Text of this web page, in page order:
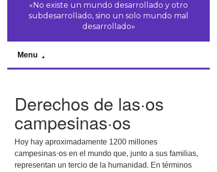
«No existe un mundo desarrollado y otro
subdesarrollado, sino un solo mundo mal
desarrollado»
Menu
Derechos de las·os
campesinas·os
Hoy hay aproximadamente 1200 millones
campesinas·os en el mundo que, junto a sus familias,
representan un tercio de la humanidad. En términos